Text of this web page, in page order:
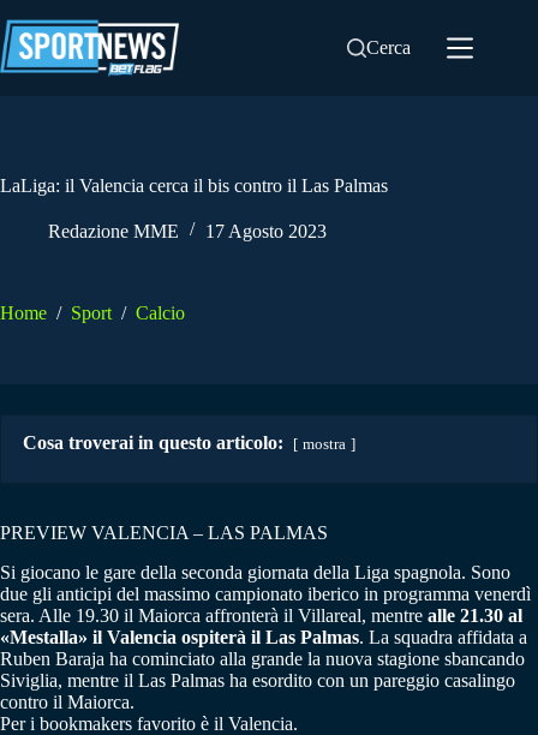
al
contenuto
Cerca
LaLiga: il Valencia cerca il bis contro il Las Palmas
Redazione MME 17 Agosto 2023
Home / Sport / Calcio
Cosa troverai in questo articolo: mostra
PREVIEW VALENCIA – LAS PALMAS
Si giocano le gare della seconda giornata della Liga spagnola. Sono
due gli anticipi del massimo campionato iberico in programma venerdì
sera. Alle 19.30 il Maiorca affronterà il Villareal, mentre alle 21.30 al
«Mestalla» il Valencia ospiterà il Las Palmas. La squadra affidata a
Ruben Baraja ha cominciato alla grande la nuova stagione sbancando
Siviglia, mentre il Las Palmas ha esordito con un pareggio casalingo
contro il Maiorca.
Per i bookmakers favorito è il Valencia.